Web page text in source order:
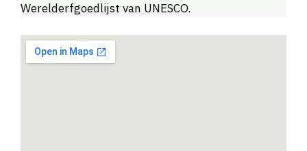
Werelderfgoedlijst van UNESCO.